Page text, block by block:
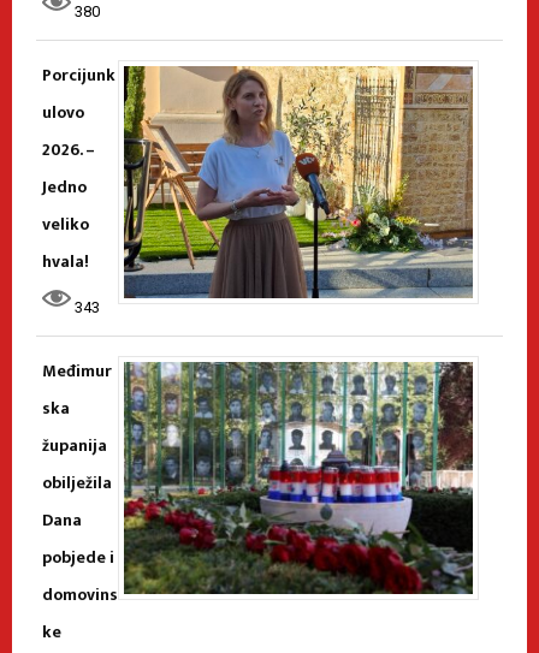
380
Porcijunk
ulovo
2026. –
Jedno
veliko
hvala!
343
Međimur
ska
županija
obilježila
Dana
pobjede i
domovins
ke